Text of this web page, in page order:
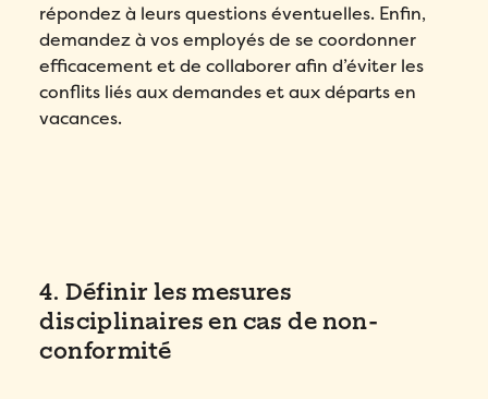
répondez à leurs questions éventuelles. Enfin,
demandez à vos employés de se coordonner
efficacement et de collaborer afin d’éviter les
conflits liés aux demandes et aux départs en
vacances.
4. Définir les mesures
disciplinaires en cas de non-
conformité